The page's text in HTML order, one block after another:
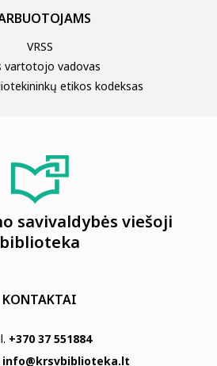
VRSS
vartotojo vadovas
etikos kodeksas
savivaldybės viešoji
biblioteka
KONTAKTAI
+370 37 551884
info@krsvbiblioteka.lt